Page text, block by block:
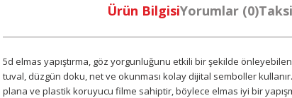
Ürün BilgisiYorumlar (0)
5d elmas yapıştırma, göz yorgunluğunu etkili bir şekilde
tuval, düzgün doku, net ve okunması kolay dijital semboller kullanır.
plana ve plastik koruyucu filme sahiptir, böylece elmas iyi bir